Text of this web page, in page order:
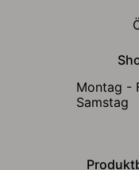
Montag -
Samstag